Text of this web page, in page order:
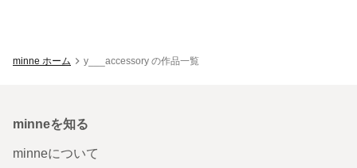
minne ホーム y___accessory の作品一覧
minneを知る
minneについて